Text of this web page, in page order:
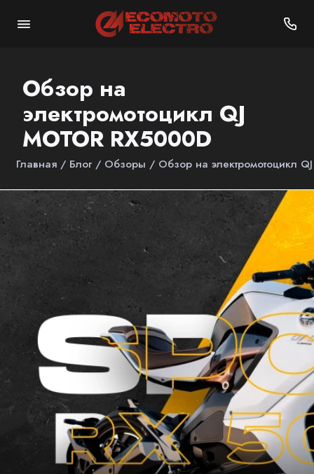
Обзор на
электромотоцикл QJ
MOTOR RX5000D
Главная Блог Обзоры Обзор на электромотоцикл